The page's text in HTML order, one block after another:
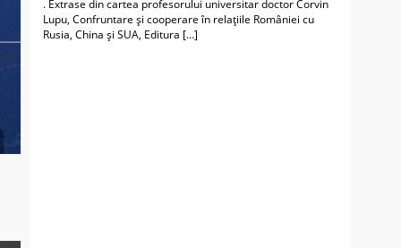
. Extrase din cartea profesorului universitar doctor Corvin
Lupu, Confruntare și cooperare în relațiile României cu
Rusia, China și SUA, Editura […]